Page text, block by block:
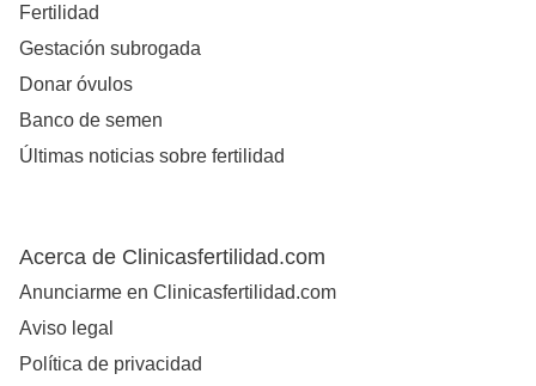
Fertilidad
Gestación subrogada
Donar óvulos
Banco de semen
Últimas noticias sobre fertilidad
Acerca de Clinicasfertilidad.com
Anunciarme en Clinicasfertilidad.com
Aviso legal
Política de privacidad